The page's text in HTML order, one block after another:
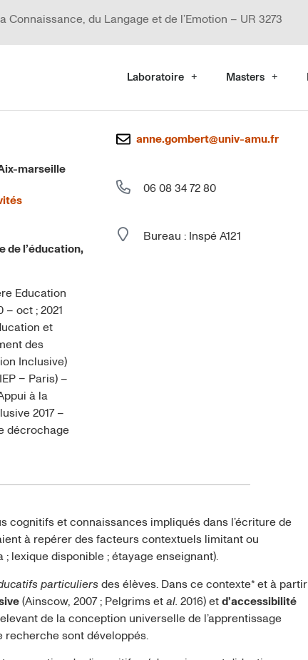
du Langage et de l’Emotion – UR 3273
Laboratoire Masters
marseille
de l’éducation,
Education
oct ; 2021
et
des
Inclusive)
– Paris) –
à la
2017 –
décrochage
anne.gombert@univ-amu.fr
06 08 34 72 80
Bureau : Inspé A121
cognitifs et connaissances impliqués dans l’écriture de
à repérer des facteurs contextuels limitant ou
lexique disponible ; étayage enseignant).
particuliers des élèves. Dans ce contexte* et à partir
(Ainscow, 2007 ; Pelgrims et al. 2016) et d’accessibilité
de la conception universelle de l’apprentissage
recherche sont développés.